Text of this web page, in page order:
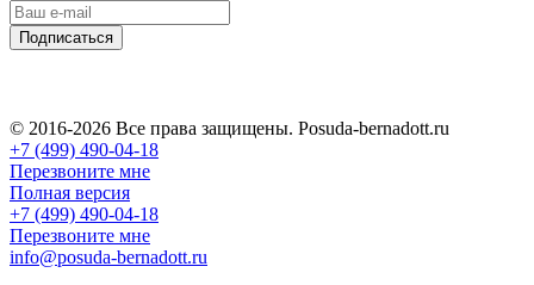
Подписаться
© 2016-2026 Все права защищены. Posuda-bernadott.ru
+7 (499) 490-04-18
Перезвоните мне
Полная версия
+7 (499) 490-04-18
Перезвоните мне
info@posuda-bernadott.ru